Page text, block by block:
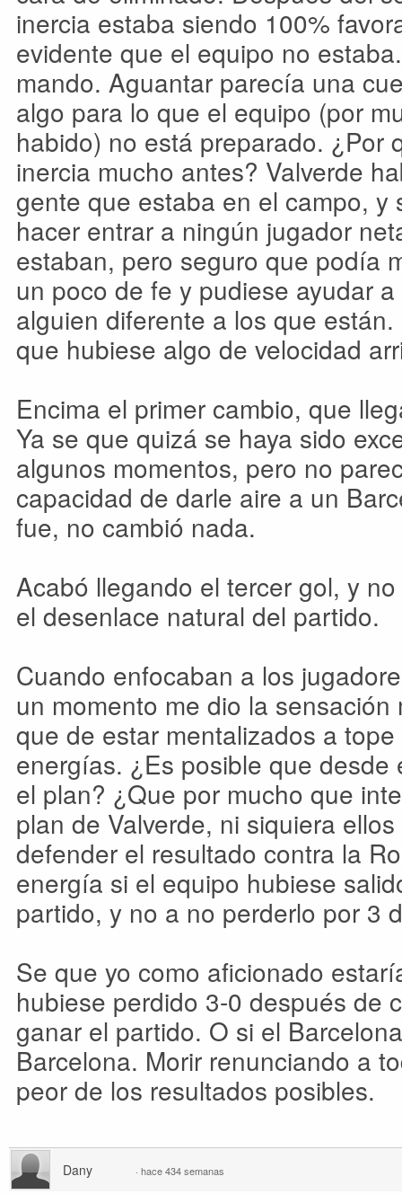
inercia estaba siendo 100%
evidente que el equipo no
mando. Aguantar parecía una
algo para lo que el equipo (por
habido) no está preparado. ¿Por
inercia mucho antes? Valverde
gente que estaba en el campo, y
hacer entrar a ningún jugador
estaban, pero seguro que podía
un poco de fe y pudiese ayudar
alguien diferente a los que
que hubiese algo de velocidad
Encima el primer cambio, que
Ya se que quizá se haya sido
algunos momentos, pero no
capacidad de darle aire a un
fue, no cambió nada.
Acabó llegando el tercer gol, y
el desenlace natural del partido.
Cuando enfocaban a los
un momento me dio la
que de estar mentalizados a
energías. ¿Es posible que desde
el plan? ¿Que por mucho que
plan de Valverde, ni siquiera
defender el resultado contra la
energía si el equipo hubiese
partido, y no a no perderlo por 3
Se que yo como aficionado
hubiese perdido 3-0 después de
ganar el partido. O si el
Barcelona. Morir renunciando a
peor de los resultados posibles.
Dany · hace 434 semanas